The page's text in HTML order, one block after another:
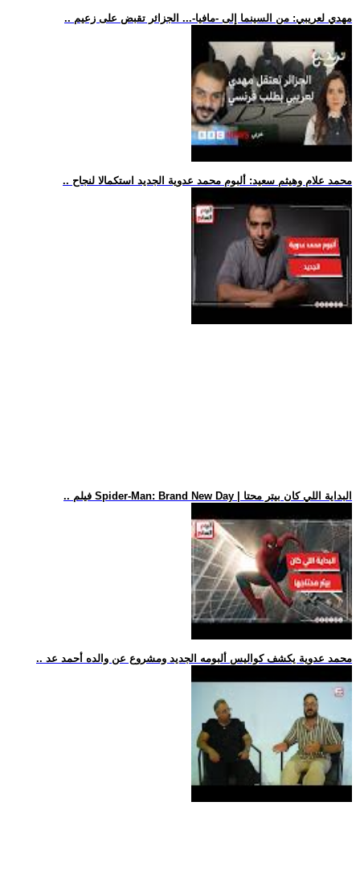
.. مهدي لعريبي: من السينما إلى -مافيا-... الجزائر تقبض على زعيم
.. محمد علام وهيثم سعيد: ألبوم محمد عدوية الجديد استكمالا لنجاح
.. فيلم Spider-Man: Brand New Day | البداية اللي كان بيتر محتا
.. محمد عدوية يكشف كواليس ألبومه الجديد ومشروع عن والده أحمد عد